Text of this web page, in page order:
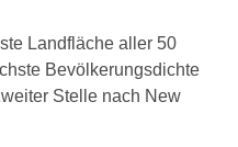
Landfläche aller 50
Bevölkerungsdichte
Stelle nach New